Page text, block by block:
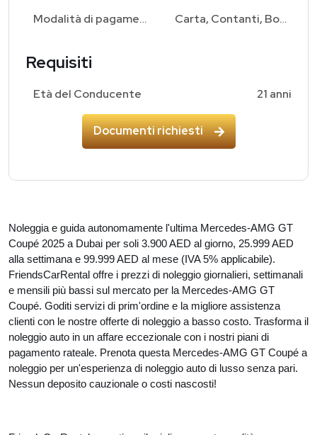
Modalità di pagamento
Carta, Contanti, Bonifico Bancario
Requisiti
Età del Conducente 21 anni
Documenti richiesti
Noleggia e guida autonomamente l'ultima Mercedes-AMG GT
Coupé 2025 a Dubai per soli 3.900 AED al giorno, 25.999 AED
alla settimana e 99.999 AED al mese (IVA 5% applicabile).
FriendsCarRental offre i prezzi di noleggio giornalieri, settimanali
e mensili più bassi sul mercato per la Mercedes-AMG GT
Coupé. Goditi servizi di prim'ordine e la migliore assistenza
clienti con le nostre offerte di noleggio a basso costo. Trasforma il
noleggio auto in un affare eccezionale con i nostri piani di
pagamento rateale. Prenota questa Mercedes-AMG GT Coupé a
noleggio per un'esperienza di noleggio auto di lusso senza pari.
Nessun deposito cauzionale o costi nascosti!